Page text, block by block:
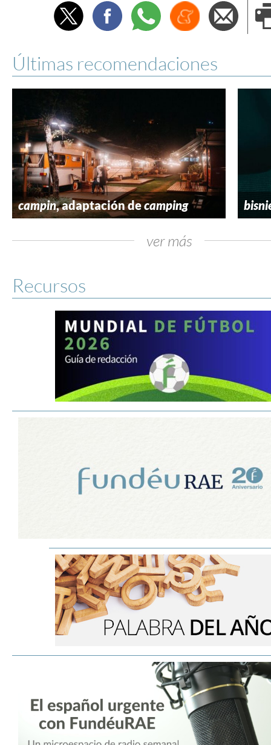
TwitterFacebookWhatsappMenéame
Últimas recomendaciones
campin, adaptación decamping
ver más
Recursos